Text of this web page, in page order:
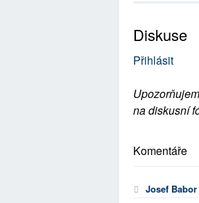
Diskuse
Přihlásit
na diskusní
Komentáře
Josef Babor